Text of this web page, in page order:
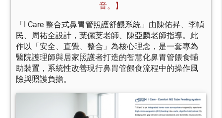
音。】
「I Care 整合式鼻胃管照護舒餵系統」由陳佑昇、李幀
民、周祐全設計，葉儷棻老師、陳亞麟老師指導。此
作以「安全、直覺、整合」為核心理念，是一套專為
醫院護理師與居家照護者打造的智慧化鼻胃管餵食輔
助裝置，系統性改善現行鼻胃管餵食流程中的操作風
險與照護負擔。